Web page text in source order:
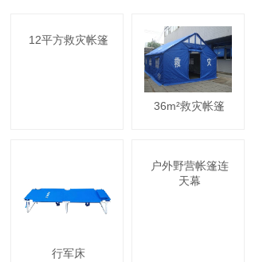
12平方救灾帐篷
36m²救灾帐篷
行军床
户外野营帐篷连
天幕